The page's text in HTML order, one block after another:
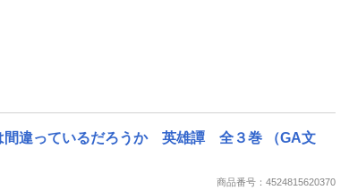
間違っているだろうか 英雄譚 全３巻 （GA文
商品番号：4524815620370